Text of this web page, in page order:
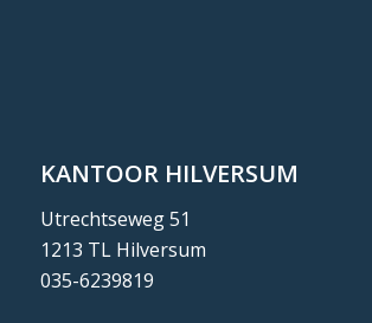
KANTOOR HILVERSUM
Utrechtseweg 51
1213 TL Hilversum
035-6239819